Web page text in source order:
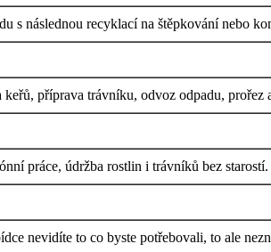
s následnou recyklací na štěpkování nebo
příprava trávníku, odvoz odpadu, prořez
práce, údržba rostlin i trávníků bez starostí.
nevidíte to co byste potřebovali, to ale